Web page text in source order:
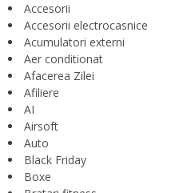
Accesorii
Accesorii electrocasnice
Acumulatori externi
Aer conditionat
Afacerea Zilei
Afiliere
AI
Airsoft
Auto
Black Friday
Boxe